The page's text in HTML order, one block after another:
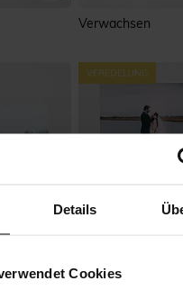
Details
Cookies
Verwachsen
Blick in die Ferne